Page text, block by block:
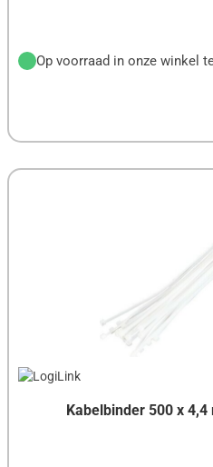
Op voorraad in onze winkel
Kabelbinder 500 x